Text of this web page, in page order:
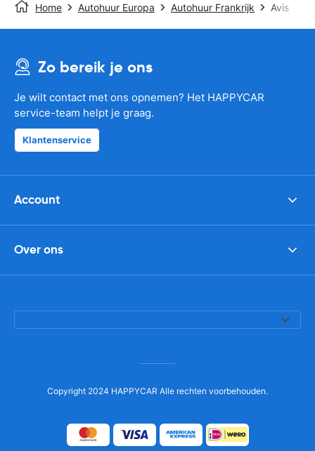
Home Autohuur Europa Autohuur Frankrijk Avis
Zo bereik je ons
Je wilt contact met ons opnemen? Het HAPPYCAR
service-team helpt je graag.
Klantenservice
Account
Over ons
Copyright 2024 HAPPYCAR Alle rechten voorbehouden.